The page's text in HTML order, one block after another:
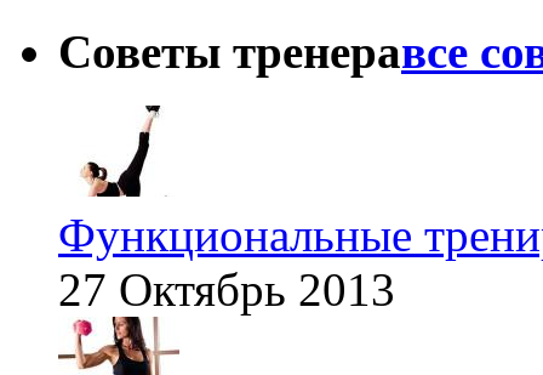
Советы тренеравсе
Функциональные
27 Октябрь 2013